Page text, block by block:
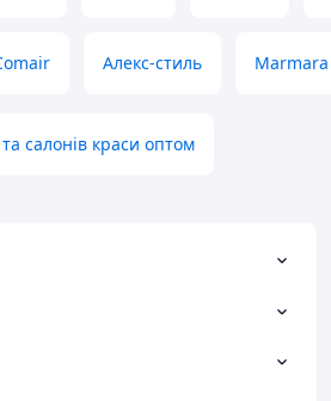
Алекс-стиль Marmara
салонів краси оптом